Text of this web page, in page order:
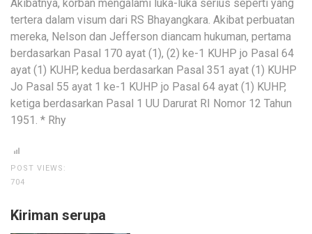
Akibatnya, korban mengalami luka-luka serius seperti yang
tertera dalam visum dari RS Bhayangkara. Akibat perbuatan
mereka, Nelson dan Jefferson diancam hukuman, pertama
berdasarkan Pasal 170 ayat (1), (2) ke-1 KUHP jo Pasal 64
ayat (1) KUHP, kedua berdasarkan Pasal 351 ayat (1) KUHP
Jo Pasal 55 ayat 1 ke-1 KUHP jo Pasal 64 ayat (1) KUHP,
ketiga berdasarkan Pasal 1 UU Darurat RI Nomor 12 Tahun
1951. * Rhy
POST VIEWS:
704
Kiriman serupa